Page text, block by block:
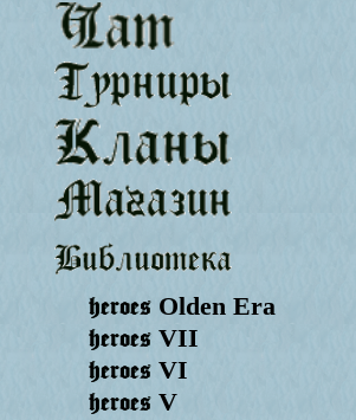
heroes Olden Era
heroes VII
heroes VI
heroes V